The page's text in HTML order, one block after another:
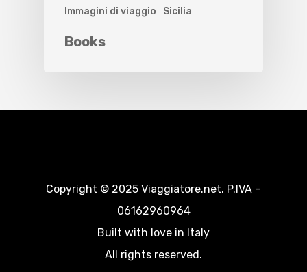
Immagini di viaggio Sicilia
Books
Copyright © 2025 Viaggiatore.net. P.IVA –
06162960964
Built with love in Italy
All rights reserved.